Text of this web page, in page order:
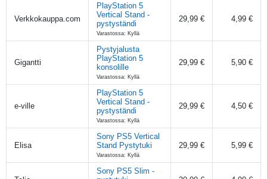
Verkkokauppa.com
PlayStation 5
Vertical Stand -
pystyständi
Varastossa: Kyllä
29,99 € 4,99 €
Gigantti
Pystyjalusta
PlayStation 5
konsolille
Varastossa: Kyllä
29,99 € 5,90 €
e-ville
PlayStation 5
Vertical Stand -
pystyständi
Varastossa: Kyllä
29,99 € 4,50 €
Elisa
Sony PS5 Vertical
Stand Pystytuki
Varastossa: Kyllä
29,99 € 5,99 €
Sony PS5 Slim -